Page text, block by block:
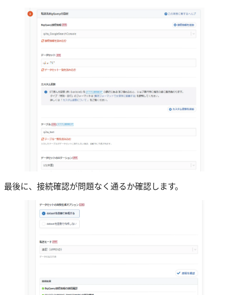
最後に、接続確認が問題なく通るか確認します。